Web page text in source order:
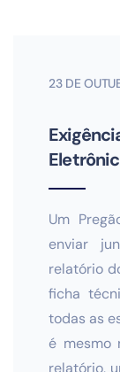
23 DE
Um
enviar
relatório
ficha
todas as
é mesmo
relatório,